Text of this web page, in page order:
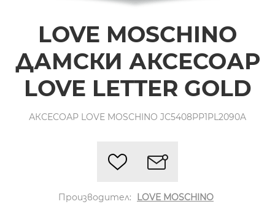
LOVE MOSCHINO
ДАМСКИ АКСЕСОАР
LOVE LETTER GOLD
АКСЕСОАР LOVE MOSCHINO JC5408PP1PL2090A
Производител: LOVE MOSCHINO